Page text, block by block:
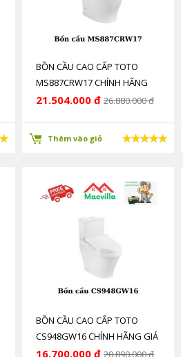
BỒN CẦU CAO CẤP TOTO
MS887CRW17 CHÍNH HÃNG
GIÁ RẺ
21.504.000 đ 26.880.000 đ
Thêm vào giỏ
BỒN CẦU CAO CẤP TOTO
CS948GW16 CHÍNH HÃNG GIÁ
RẺ
16.700.000 đ 20.890.000 đ